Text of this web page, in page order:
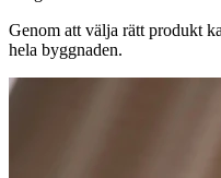
Genom att välja rätt produkt
hela byggnaden.